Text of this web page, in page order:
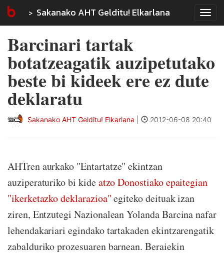
Sakanako AHT Gelditu! Elkarlana
Barcinari tartak
botatzeagatik auzipetutako
beste bi kideek ere ez dute
deklaratu
Sakanako AHT Gelditu! Elkarlana 2012-06-08 20:40
AHTren aurkako "Entartatze" ekintzan
auziperaturiko bi kideatzo Donostiako epaitegian
"ikerketazko deklarazioa"egiteko deituak izan
ziren, Entzutegi Nazionalean Yolanda Barcina nafar
lehendakariari egindako tartakaden ekintzarengatik
zabalduriko prozesuaren barnean. Beraiekin